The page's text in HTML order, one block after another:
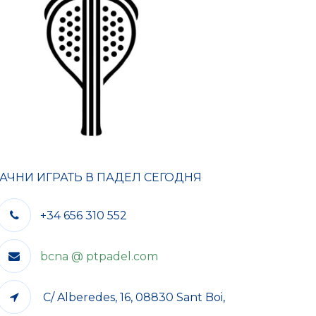
ИГРАТЬ В ПАДЕЛ СЕГОДНЯ
+34 656 310 552
bcna @ ptpadel.com
C/ Alberedes, 16, 08830 Sant Boi,